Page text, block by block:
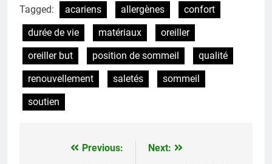
Tagged: acariens allergènes
confort
durée de vie
matériaux
oreiller
oreiller but
position de sommeil
qualité
renouvellement
saletés
sommeil
soutien
NavigationPrevious:
Next: